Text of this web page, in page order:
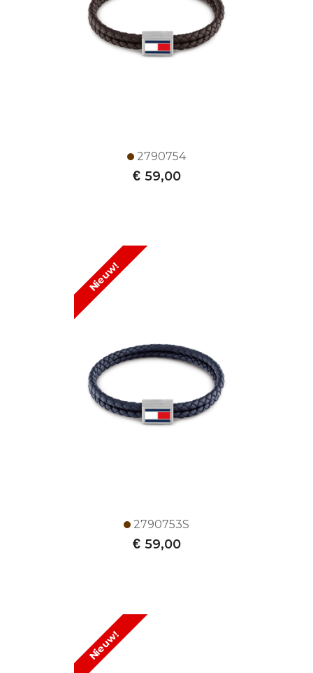
2790754
€ 59,00
Nieuw!
2790753S
€ 59,00
Nieuw!